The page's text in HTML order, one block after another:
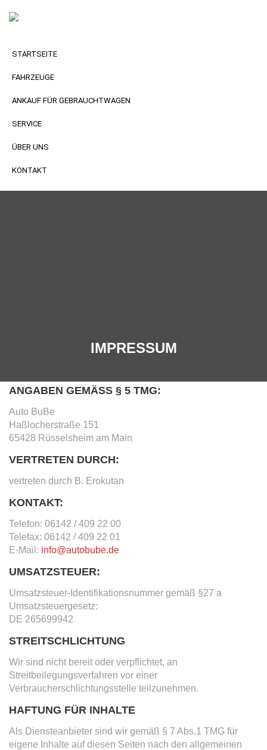
STARTSEITE
FAHRZEUGE
ANKAUF FÜR GEBRAUCHTWAGEN
SERVICE
ÜBER UNS
KONTAKT
IMPRESSUM
ANGABEN GEMÄSS § 5 TMG:
Auto BuBe
Haßlocherstraße 151
65428 Rüsselsheim am Main
VERTRETEN DURCH:
vertreten durch B. Erokutan
KONTAKT:
Telefon: 06142 / 409 22 00
Telefax: 06142 / 409 22 01
E-Mail: info@autobube.de
UMSATZSTEUER:
Umsatzsteuer-Identifikationsnummer gemäß §27 a
Umsatzsteuergesetz:
DE 265699942
STREITSCHLICHTUNG
Wir sind nicht bereit oder verpflichtet, an
Streitbeilegungsverfahren vor einer
Verbraucherschlichtungsstelle teilzunehmen.
HAFTUNG FÜR INHALTE
Als Diensteanbieter sind wir gemäß § 7 Abs.1 TMG für
eigene Inhalte auf diesen Seiten nach den allgemeinen